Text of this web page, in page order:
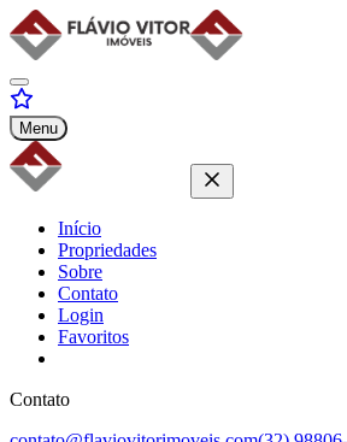
Menu
Início
Propriedades
Sobre
Contato
Login
Favoritos
Contato